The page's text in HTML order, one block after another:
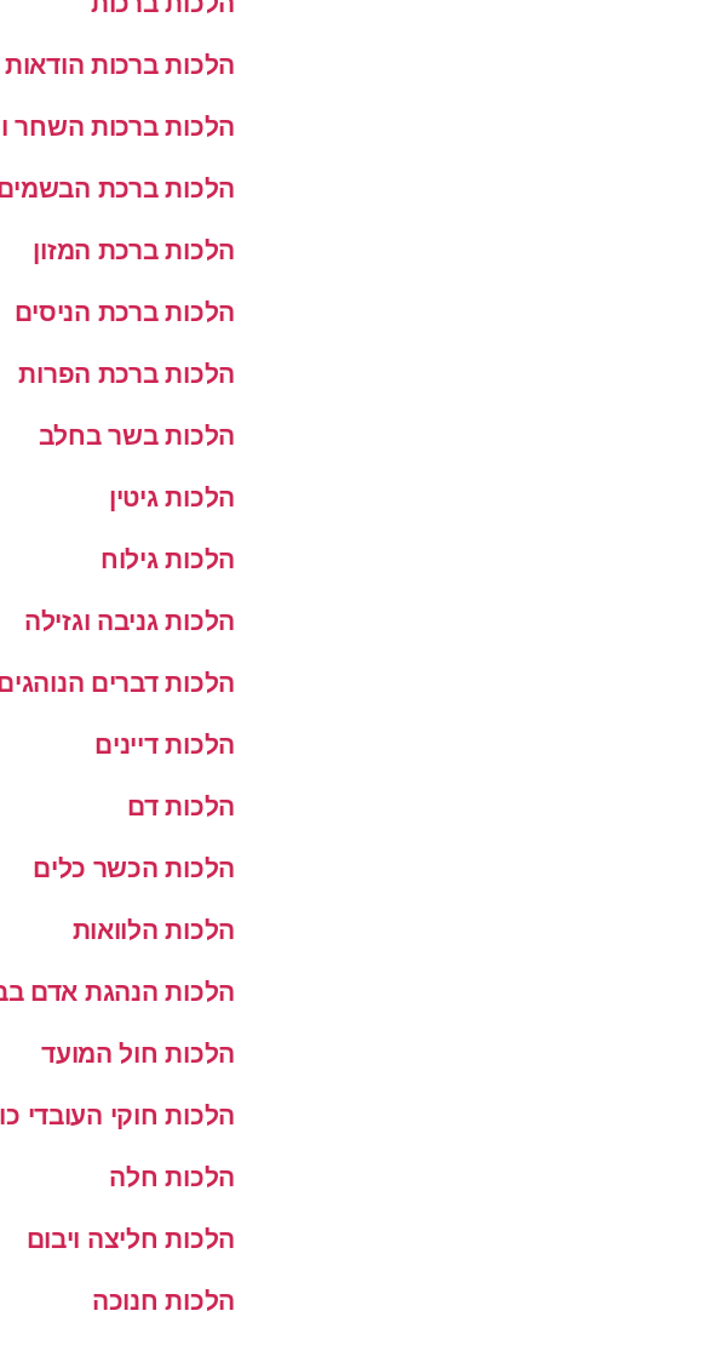
הלכות ברכות הודאות
הלכות ברכות השחר
הלכות ברכת
הלכות ברכת המזון
הלכות ברכת הניסים
הלכות ברכת הפרות
הלכות בשר בחלב
הלכות גיטין
הלכות גילוח
הלכות גניבה וגזילה
הלכות דברים
הלכות דיינים
הלכות דם
הלכות הכשר כלים
הלכות הלוואות
הלכות הנהגת אדם
הלכות חול המועד
הלכות חוקי העובדי
הלכות חלה
הלכות חליצה ויבום
הלכות חנוכה